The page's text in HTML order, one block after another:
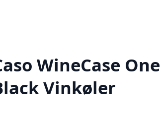
WineCase One
Vinkøler